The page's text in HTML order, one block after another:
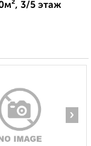
3/5 этаж
›